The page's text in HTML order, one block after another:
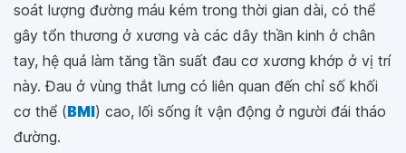
soát lượng đường máu kém trong thời gian dài, có thể
gây tổn thương ở xương và các dây thần kinh ở chân
tay, hệ quả làm tăng tần suất đau cơ xương khớp ở vị trí
này. Đau ở vùng thắt lưng có liên quan đến chỉ số khối
cơ thể (BMI) cao, lối sống ít vận động ở người đái tháo
đường.